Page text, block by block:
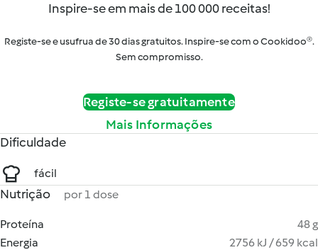
Inspire-se em mais de 100 000 receitas!
Registe-se e usufrua de 30 dias gratuitos. Inspire-se com o Cookidoo®.
Sem compromisso.
Registe-se gratuitamente
Mais Informações
Dificuldade
fácil
Nutrição por 1 dose
Proteína
48 g
Energia
2756 kJ / 659 kcal